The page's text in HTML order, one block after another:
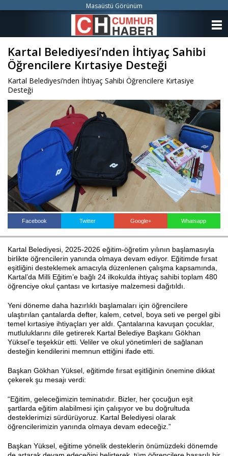
Kartal Belediyesi’nden İhtiyaç Sahibi
Öğrencilere Kırtasiye Desteği
Kartal Belediyesi’nden İhtiyaç Sahibi Öğrencilere Kırtasiye
Desteği
Facebook Twitter Google+ Whatsapp
Kartal Belediyesi, 2025-2026 eğitim-öğretim yılının başlamasıyla
birlikte öğrencilerin yanında olmaya devam ediyor. Eğitimde fırsat
eşitliğini desteklemek amacıyla düzenlenen çalışma kapsamında,
Kartal’da Milli Eğitim’e bağlı 24 ilkokulda ihtiyaç sahibi toplam 480
öğrenciye okul çantası ve kırtasiye malzemesi dağıtıldı.
Yeni döneme daha hazırlıklı başlamaları için öğrencilere
ulaştırılan çantalarda defter, kalem, cetvel, boya seti ve pergel gibi
temel kırtasiye ihtiyaçları yer aldı. Çantalarına kavuşan çocuklar,
mutluluklarını dile getirerek Kartal Belediye Başkanı Gökhan
Yüksel’e teşekkür etti. Veliler ve okul yönetimleri de sağlanan
desteğin kendilerini memnun ettiğini ifade etti.
Başkan Gökhan Yüksel, eğitimde fırsat eşitliğinin önemine dikkat
çekerek şu mesajı verdi:
“Eğitim, geleceğimizin teminatıdır. Bizler, her çocuğun eşit
şartlarda eğitim alabilmesi için çalışıyor ve bu doğrultuda
desteklerimizi sürdürüyoruz. Kartal Belediyesi olarak
öğrencilerimizin yanında olmaya devam edeceğiz.”
Başkan Yüksel, eğitime yönelik desteklerin önümüzdeki dönemde
Masaüstü Görünüm
KATEGORİLER
YAZARLAR
FOTO GALERİ
VİDEO GALERİ
KÜNYE
İLETİŞİM
Haberin Doğru Adresi.